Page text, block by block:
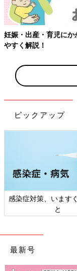
妊娠・出産・育児に
やすく解説！
ピックアップ
感染症対策、います
と
最新号